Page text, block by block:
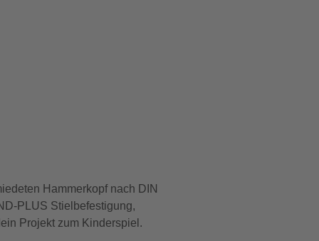
Hammerkopf nach DIN
PLUS Stielbefestigung,
Projekt zum Kinderspiel.